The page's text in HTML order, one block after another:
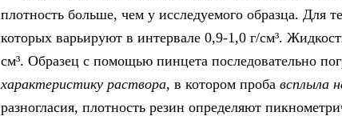
плотность больше, чем у исследуемого образца. Для
которых варьируют в интервале 0,9-1,0 г/см³.
см³. Образец с помощью пинцета последовательно
характеристику раствора, в котором проба всплыла
разногласия, плотность резин определяют